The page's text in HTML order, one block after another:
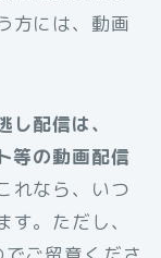
方には、動画
し配信は、
等の動画配信
れなら、いつ
。ただし、